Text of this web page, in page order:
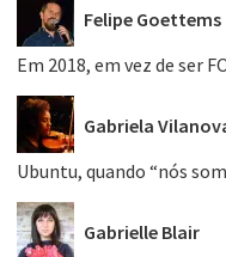
Felipe Goettems
Em 2018, em vez de ser
Gabriela
Ubuntu, quando “nós
Gabrielle Blair